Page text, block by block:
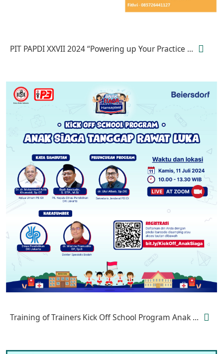
PIT PAPDI XXVII 2024 “Powering up Your Practice ...
Training of Trainers Kick Off School Program Anak ...